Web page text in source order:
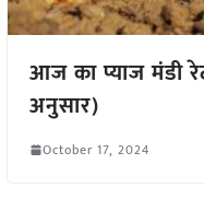
आज का प्याज मंडी
अनुसार)
October 17, 2024